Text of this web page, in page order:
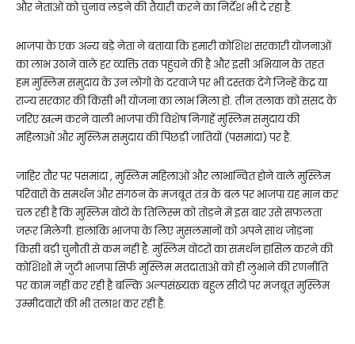
और नेताओं को चुनाव लड़ने की तैयारी करने का निर्देश भी दे रहा है.
भाजपा के एक अन्य बड़े नेता ने बताया कि हमारी कोशिश सरकारी योजनाओं
का लाभ उठाने वाले हर व्यक्ति तक पहुंचने की है और इसी अभियान के तहत
हम मुस्लिम समुदाय के उन लोगों के दरवाजे पर भी दस्तक देंगे जिन्हें केंद्र या
राज्य सरकार की किसी भी योजना का लाभ मिला हो. तीन तलाक को संसद के
जरिए खत्म करने वाली भाजपा की विशेष निगाहें मुस्लिम समुदाय की
महिलाओं और मुस्लिम समुदाय की पिछड़ी जातियों (पसमांदा) पर है.
जाहिर तौर पर पसमांदा , मुस्लिम महिलाओं और लाभान्वित होने वाले मुस्लिम
परिवारों के समर्थन और संगठन के मजबूत तंत्र के बल पर भाजपा यह मान कर
चल रही है कि मुस्लिम वोटों के तिलिस्म को तोड़ने में इस बार उसे सफलता
जरूर मिलेगी. हालांकि भाजपा के लिए मुसलमानों को अपने साथ जोड़ना
किसी बड़ी चुनौती से कम नहीं हैं. मुस्लिम वोटरों का समर्थन हासिल करने की
कोशिशों में जुटी भाजपा सिर्फ मुस्लिम मतदाताओं को ही लुभाने की रणनीति
पर काम नहीं कर रही है बल्कि अल्पसंख्यक बहुल सीटों पर मजबूत मुस्लिम
उम्मीदवारों की भी तलाश कर रही है.